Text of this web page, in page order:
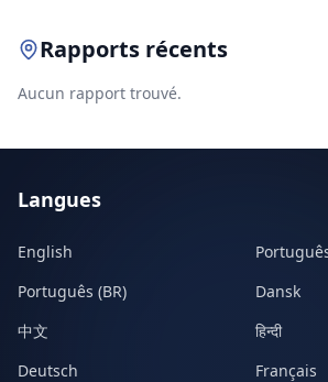
Rapports récents
Aucun rapport trouvé.
Langues
English
Português (BR)
Dansk
中文
हिन्दी
Deutsch
Français